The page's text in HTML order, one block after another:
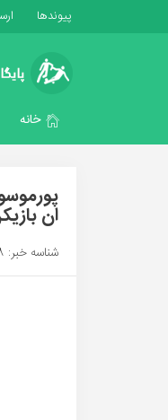
پیوندها
خانه
ان
شناسه خبر: 27368